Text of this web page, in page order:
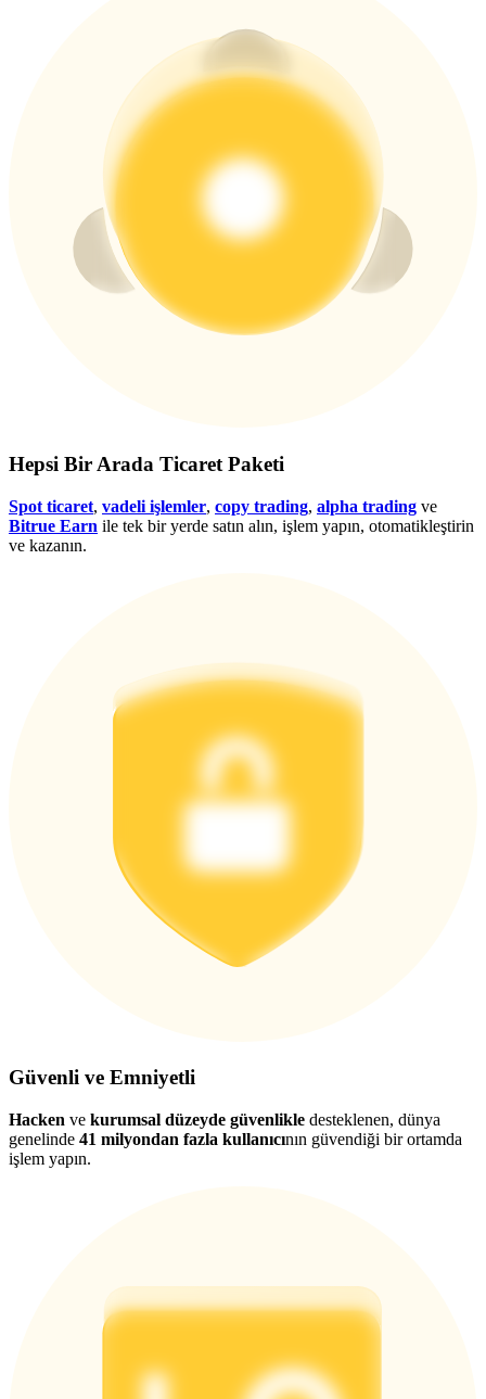
BTC New User Exclusive: 6.5% APR
BTC Flexible Staking | Daily Rewards
Hepsi Bir Arada Ticaret Paketi
Spot ticaret, vadeli işlemler, copy trading, alpha trading ve
Bitrue Earn ile tek bir yerde satın alın, işlem yapın, otomatikleştirin
ve kazanın.
Güvenli ve Emniyetli
Hacken ve kurumsal düzeyde güvenlikle desteklenen, dünya
genelinde 41 milyondan fazla kullanıcının güvendiği bir ortamda
işlem yapın.